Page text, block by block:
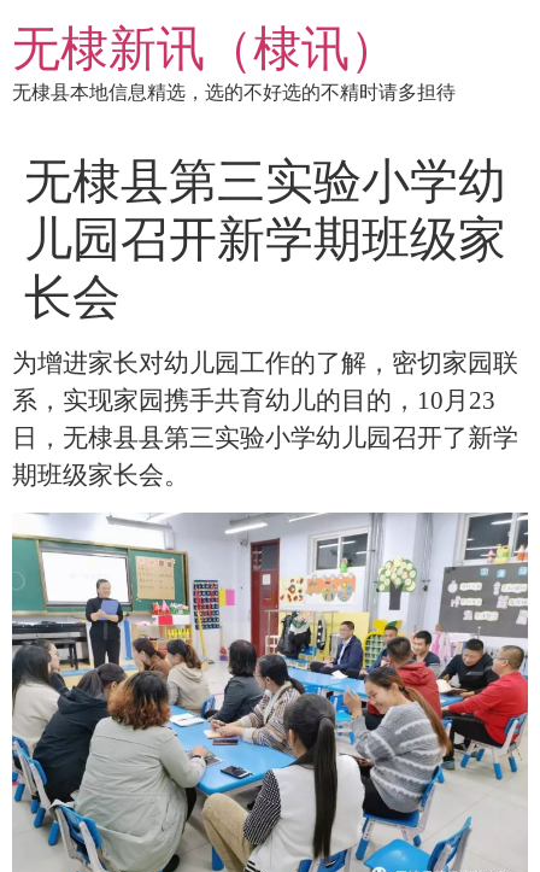
到
内
容
无棣新讯（棣讯）
无棣县本地信息精选，选的不好选的不精时请多担待
无棣县第三实验小学幼
儿园召开新学期班级家
长会
为增进家长对幼儿园工作的了解，密切家园联
系，实现家园携手共育幼儿的目的， 10月23
日，无棣县县第三实验小学幼儿园召开了新学
期班级家长会。